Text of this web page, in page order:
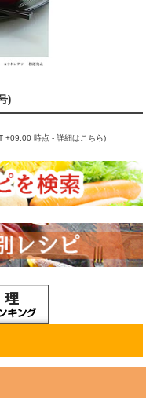
)
+09:00 時点 -詳細はこちら)